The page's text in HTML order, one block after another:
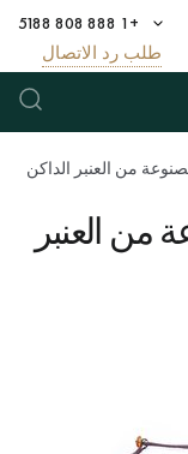
+1 888 808 5188
طلب رد الاتصال
من العنبر الداكن
من العنبر